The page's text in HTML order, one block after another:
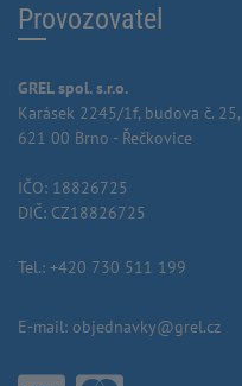
Provozovatel
GREL spol. s.r.o.
Karásek 2245/1f, budova č. 25,
621 00 Brno - Řečkovice
IČO: 18826725
DIČ: CZ18826725
Tel.: +420 730 511 199
E-mail: objednavky@grel.cz